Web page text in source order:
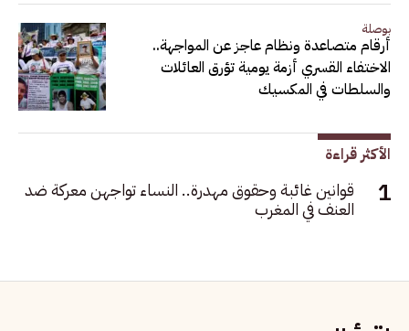
بوصلة
أرقام متصاعدة ونظام عاجز عن المواجهة..
الاختفاء القسري أزمة يومية تؤرق العائلات
والسلطات في المكسيك
الأكثر قراءة
قوانين غائبة وحقوق مهدرة.. النساء تواجهن معركة ضد
العنف في المغرب